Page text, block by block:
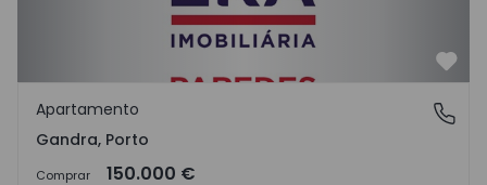
Gandra, Porto
Apartamento
Gandra, Porto
Comprar 150.000 €